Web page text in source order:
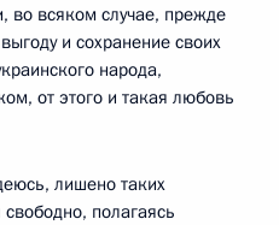
во всяком случае, прежде
и сохранение своих
народа,
от этого и такая любовь
лишено таких
свободно, полагаясь